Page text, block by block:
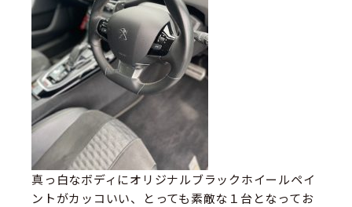
真っ白なボディにオリジナルブラックホイールペイ
ントがカッコいい、とっても素敵な１台となってお